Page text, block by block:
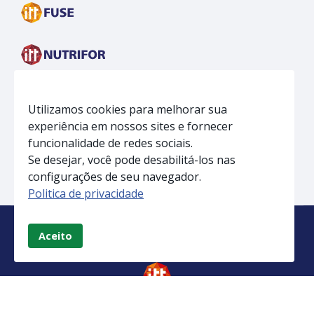
Utilizamos cookies para melhorar sua
experiência em nossos sites e fornecer
funcionalidade de redes sociais.
Se desejar, você pode desabilitá-los nas
configurações de seu navegador.
Politica de privacidade
Aceito